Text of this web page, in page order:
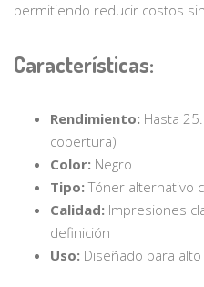
permitiendo reducir costos
Características:
Rendimiento: Hasta
cobertura)
Color: Negro
Tipo: Tóner alternativo
Calidad: Impresiones
definición
Uso: Diseñado para